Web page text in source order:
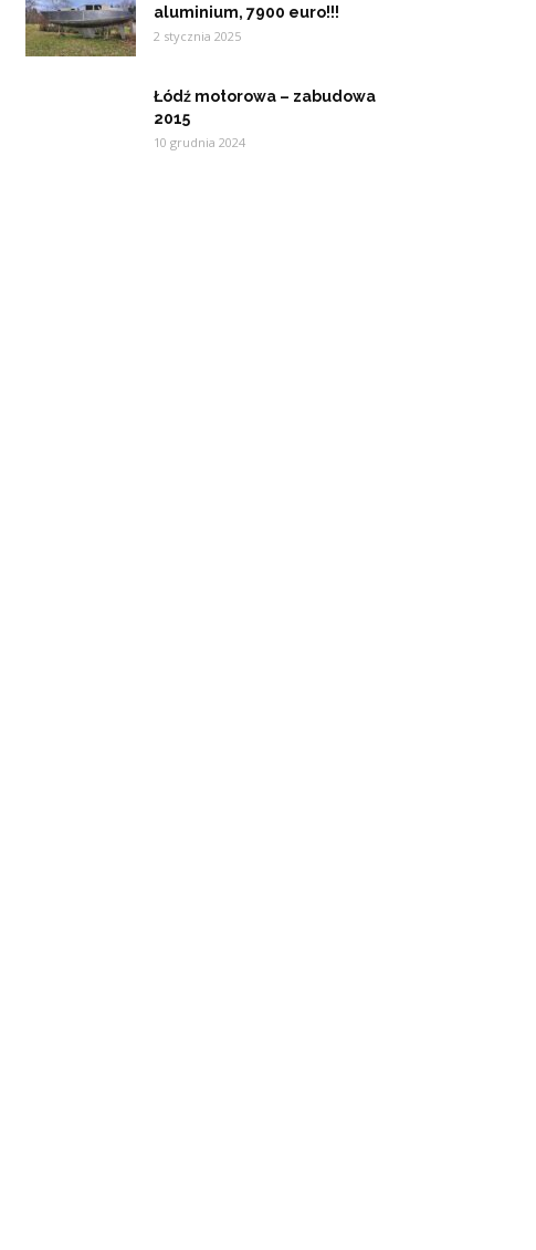
aluminium, 7900 euro!!!
2 stycznia 2025
Łódź motorowa – zabudowa
2015
10 grudnia 2024